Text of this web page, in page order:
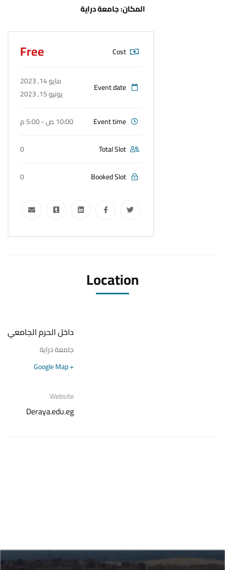
المكان:جامعة دراية
Free
مايو 14, 2023
يونيو 15, 2023
10:00 ص - 5:00 م
0
0
Location
داخل الحرم الجامعي
جامعة دراية
+ Google Map
Website
Deraya.edu.eg